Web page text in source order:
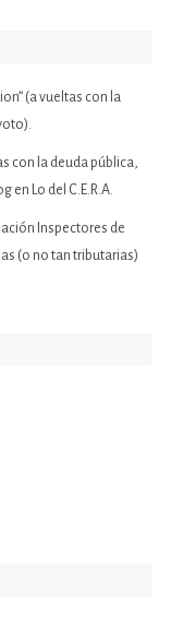
(a vueltas con la
con la deuda pública,
en Lo del C.E.R.A.
Inspectores de
(o no tan tributarias)